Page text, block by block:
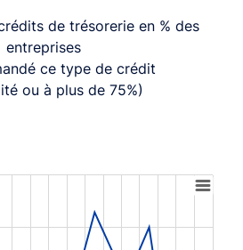
de trésorerie en % des
entreprises
ce type de crédit
ou à plus de 75%)
Chart